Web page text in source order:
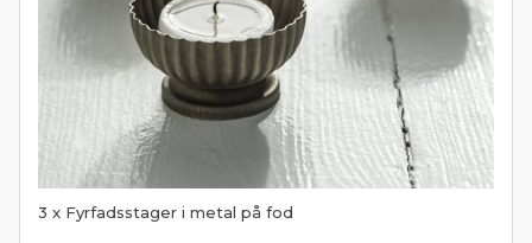
3 x Fyrfadsstager i metal på fod